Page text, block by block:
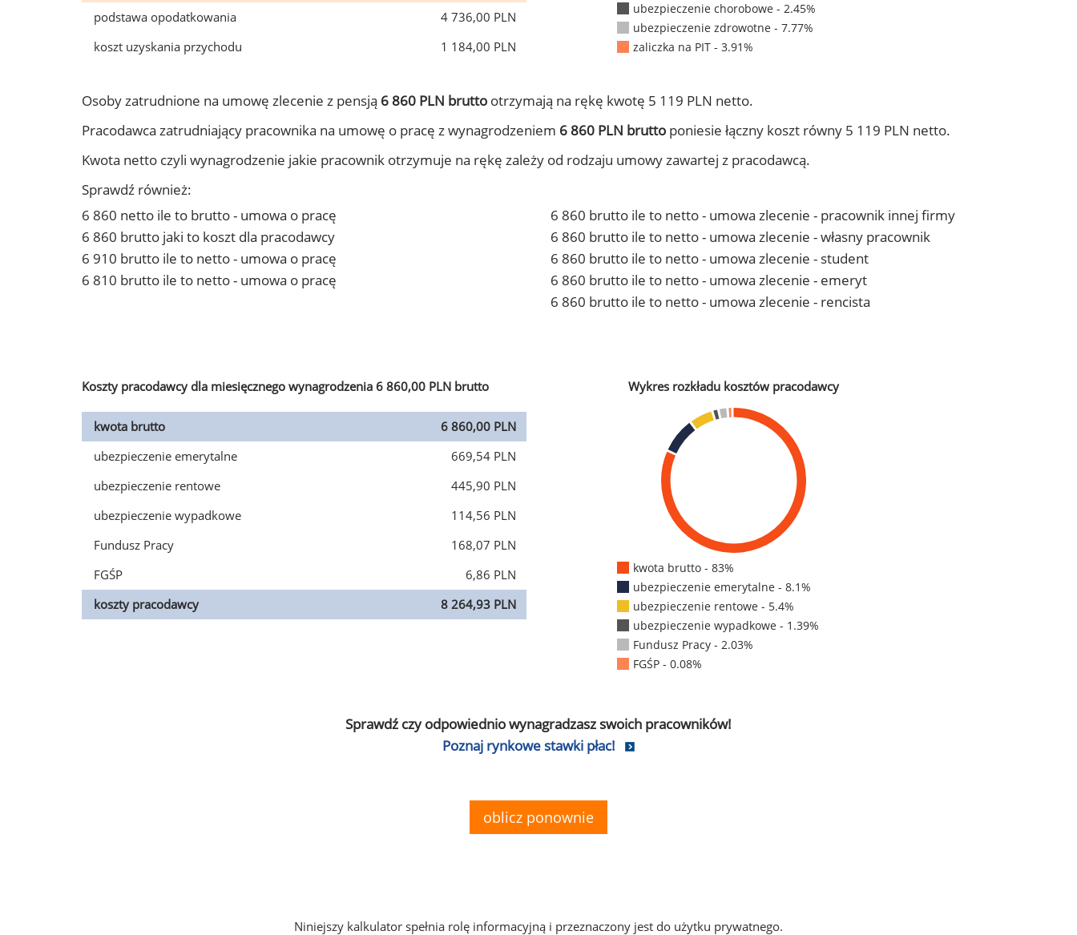
podstawa opodatkowania
4 736,00 PLN
koszt uzyskania przychodu
1 184,00 PLN
ubezpieczenie chorobowe - 2.45%
ubezpieczenie zdrowotne - 7.77%
zaliczka na PIT - 3.91%
Osoby zatrudnione na umowę zlecenie z pensją 6 860 PLN brutto otrzymają na rękę kwotę 5 119 PLN netto.
Pracodawca zatrudniający pracownika na umowę o pracę z wynagrodzeniem 6 860 PLN brutto poniesie łączny koszt równy 5 119 PLN netto.
Kwota netto czyli wynagrodzenie jakie pracownik otrzymuje na rękę zależy od rodzaju umowy zawartej z pracodawcą.
Sprawdź również:
6 860 netto ile to brutto - umowa o pracę
6 860 brutto jaki to koszt dla pracodawcy
6 910 brutto ile to netto - umowa o pracę
6 810 brutto ile to netto - umowa o pracę
6 860 brutto ile to netto - umowa zlecenie - pracownik innej firmy
6 860 brutto ile to netto - umowa zlecenie - własny pracownik
6 860 brutto ile to netto - umowa zlecenie - student
6 860 brutto ile to netto - umowa zlecenie - emeryt
6 860 brutto ile to netto - umowa zlecenie - rencista
Koszty pracodawcy dla miesięcznego wynagrodzenia 6 860,00 PLN brutto
kwota brutto
6 860,00 PLN
ubezpieczenie emerytalne
669,54 PLN
ubezpieczenie rentowe
445,90 PLN
ubezpieczenie wypadkowe
114,56 PLN
Fundusz Pracy
168,07 PLN
FGŚP
6,86 PLN
koszty pracodawcy
8 264,93 PLN
Wykres rozkładu kosztów pracodawcy
kwota brutto - 83%
ubezpieczenie emerytalne - 8.1%
ubezpieczenie rentowe - 5.4%
ubezpieczenie wypadkowe - 1.39%
Fundusz Pracy - 2.03%
FGŚP - 0.08%
Sprawdź czy odpowiednio wynagradzasz swoich pracowników!
Poznaj rynkowe stawki płac!
oblicz ponownie
Niniejszy kalkulator spełnia rolę informacyjną i przeznaczony jest do użytku prywatnego.